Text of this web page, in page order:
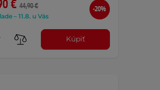
€ 44,90 €
– 11.8. u Vás
-20%
Kúpiť